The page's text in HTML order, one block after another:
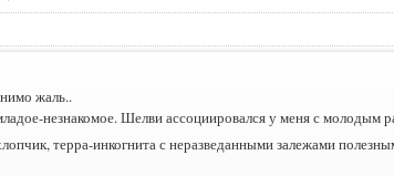
жаль..
незнакомое. Шелви ассоциировался у меня с
терра-инкогнита с неразведанными залежами